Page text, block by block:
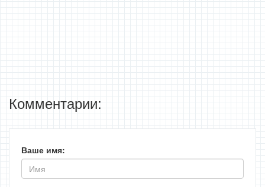
Комментарии:
Ваше имя: